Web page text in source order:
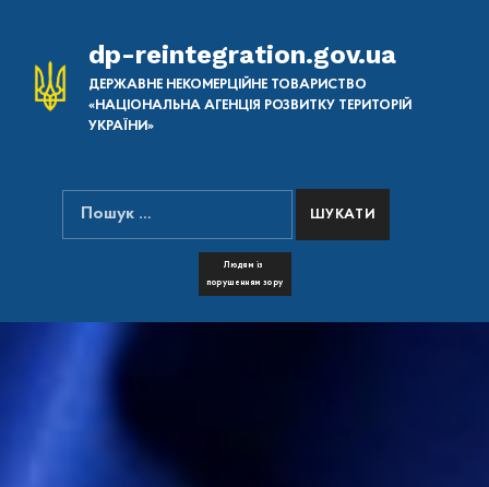
dp-reintegration.gov.ua
ДЕРЖАВНЕ НЕКОМЕРЦІЙНЕ ТОВАРИСТВО
«НАЦІОНАЛЬНА АГЕНЦІЯ РОЗВИТКУ ТЕРИТОРІЙ
УКРАЇНИ»
ПОШУК НА САЙТІ
Пошук:
Людям із
порушенням зору